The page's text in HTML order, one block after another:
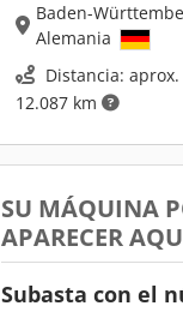
Baden-
Alemania
Distancia: aprox.
12.087 km
SU MÁQUINA
APARECER
Subasta con el